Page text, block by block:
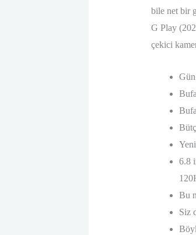
bile net bir
G Play
çekici
6.8
Bu
Siz